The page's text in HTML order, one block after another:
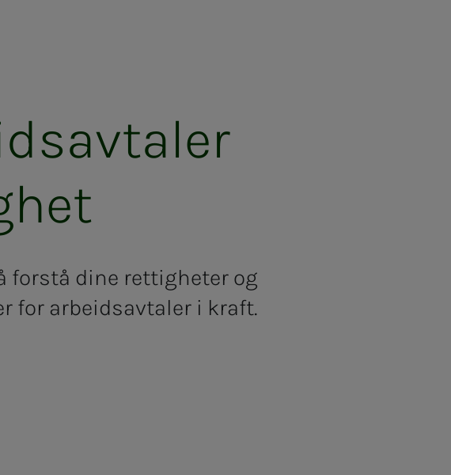
forstå dine rettigheter og
for arbeidsavtaler i kraft.